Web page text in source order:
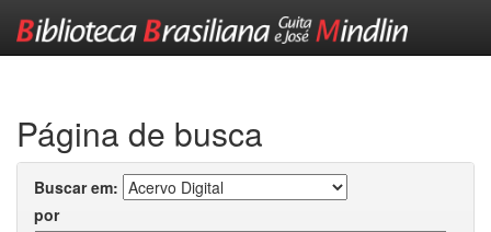
Página de busca
Buscar em:
por